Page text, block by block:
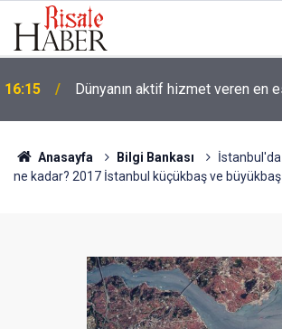
14:30
'Hz. Muhammed denizci miydi'
Müslüman oldu
Anasayfa Bilgi Bankası
İstanbul'da
ne kadar? 2017 İstanbul küçükbaş ve büyükbaş